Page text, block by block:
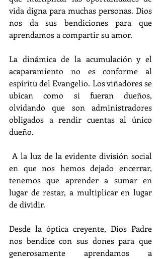
vida digna para muchas personas. Dios
nos da sus bendiciones para que
aprendamos a compartir su amor.
La dinámica de la acumulación y el
acaparamiento no es conforme al
espíritu del Evangelio. Los viñadores se
ubican como si fueran dueños,
olvidando que son administradores
obligados a rendir cuentas al único
dueño.
en que nos hemos dejado encerrar,
tenemos que aprender a sumar en
lugar de restar, a multiplicar en lugar
de dividir.
Desde la óptica creyente, Dios Padre
nos bendice con sus dones para que
generosamente aprendamos a